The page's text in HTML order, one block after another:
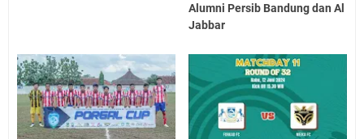
Alumni Persib Bandung dan Al
Jabbar